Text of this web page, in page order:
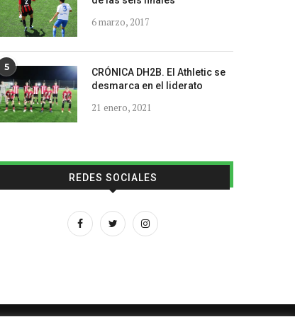
6 marzo, 2017
5
CRÓNICA DH2B. El Athletic se
desmarca en el liderato
21 enero, 2021
REDES SOCIALES